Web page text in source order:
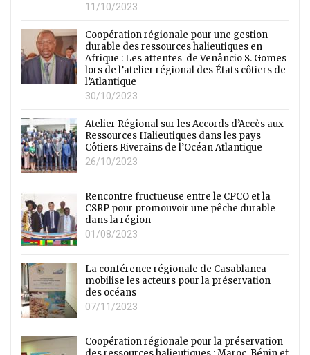
11/10/2023
Coopération régionale pour une gestion
durable des ressources halieutiques en
Afrique : Les attentes de Venâncio S. Gomes
lors de l’atelier régional des États côtiers de
l’Atlantique
30/10/2023
Atelier Régional sur les Accords d’Accès aux
Ressources Halieutiques dans les pays
Côtiers Riverains de l’Océan Atlantique
26/10/2023
Rencontre fructueuse entre le CPCO et la
CSRP pour promouvoir une pêche durable
dans la région
01/08/2023
La conférence régionale de Casablanca
mobilise les acteurs pour la préservation
des océans
07/11/2023
Coopération régionale pour la préservation